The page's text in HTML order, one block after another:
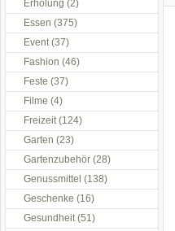
Erholung (2)
Essen (375)
Event(37)
Fashion (46)
Feste (37)
Filme (4)
Freizeit(124)
Garten (23)
Gartenzubehör (28)
Genussmittel (138)
Geschenke (16)
Gesundheit(51)